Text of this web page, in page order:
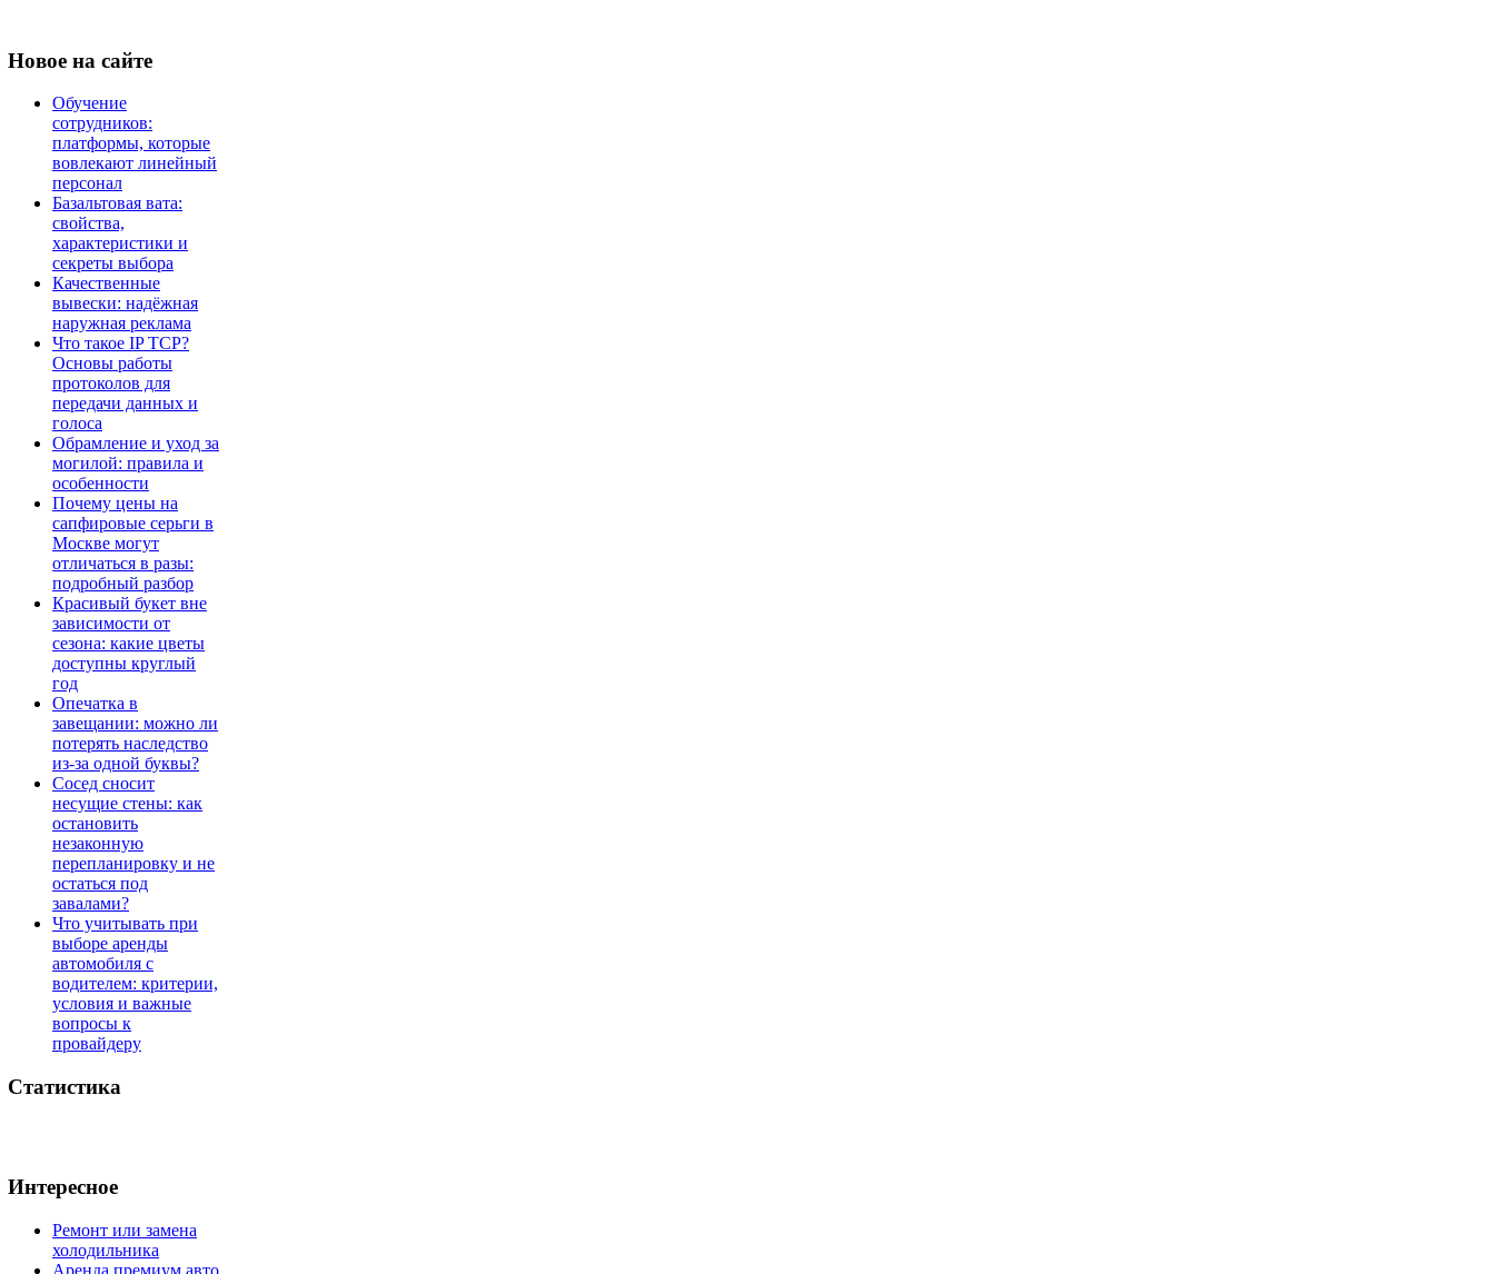
Новое на сайте
Обучение
сотрудников:
платформы, которые
вовлекают линейный
персонал
Базальтовая вата:
свойства,
характеристики и
секреты выбора
Качественные
вывески: надёжная
наружная реклама
Что такое IP TCP?
Основы работы
протоколов для
передачи данных и
голоса
Обрамление и уход за
могилой: правила и
особенности
Почему цены на
сапфировые серьги в
Москве могут
отличаться в разы:
подробный разбор
Красивый букет вне
зависимости от
сезона: какие цветы
доступны круглый
год
Опечатка в
завещании: можно ли
потерять наследство
из-за одной буквы?
Сосед сносит
несущие стены: как
остановить
незаконную
перепланировку и не
остаться под
завалами?
Что учитывать при
выборе аренды
автомобиля с
водителем: критерии,
условия и важные
вопросы к
провайдеру
Статистика
Интересное
Ремонт или замена
холодильника